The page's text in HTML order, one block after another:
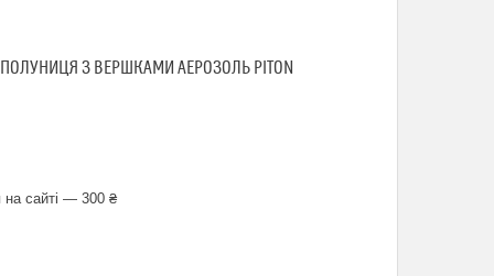
З ВЕРШКАМИ АЕРОЗОЛЬ PITON
на сайті — 300 ₴